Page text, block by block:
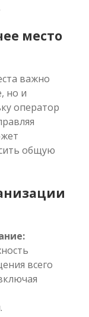
место
важно
но и
оператор
общую
всего